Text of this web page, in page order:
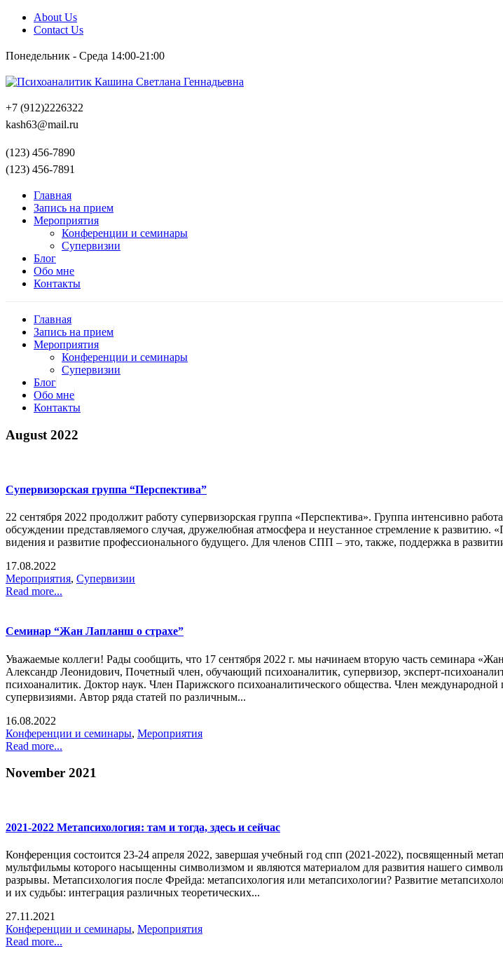
About Us
Contact Us
Понедельник - Среда 14:00-21:00
+7 (912)2226322
kash63@mail.ru
(123) 456-7890
(123) 456-7891
Главная
Запись на прием
Мероприятия
Конференции и семинары
Супервизии
Блог
Обо мне
Контакты
Главная
Запись на прием
Мероприятия
Конференции и семинары
Супервизии
Блог
Обо мне
Контакты
August 2022
Супервизорская группа “Перспектива”
22 сентября 2022 продолжит работу супервизорская группа «Перспектива». Группа интенсивно
обсуждении представляемого случая, дружелюбная атмосфера и неустанное стремление к развитию.
видения и развитие профессионального будущего. Для членов СПП – это, также, поддержка в
17.08.2022
Мероприятия, Супервизии
Read more...
Семинар “Жан Лапланш о страхе”
Уважаемые коллеги! Рады сообщить, что 17 сентября 2022 г. мы начинаем вторую часть семинара
Александр Леонидович, Почетный член, обучающий психоаналитик, супервизор, эксперт-
психоаналитик. Доктор наук. Член Парижского психоаналитического общества. Член
супервизиями. Автор ряда статей по различным...
16.08.2022
Конференции и семинары, Мероприятия
Read more...
November 2021
2021-2022 Метапсихология: там и тогда, здесь и сейчас
Конференция состоится 23-24 апреля 2022, завершая учебный год спп (2021-2022), посвященный
мультфильмы которого насыщенны символизмом и являются материалом для развития нашего
разрывы. Метапсихология после Фрейда: метапсихология или метапсихологии? Развитие
и их судьбы: интеграция различных теоретических...
27.11.2021
Конференции и семинары, Мероприятия
Read more...